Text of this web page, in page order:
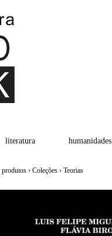
literatura humanidades
produtos › Coleções › Teorias